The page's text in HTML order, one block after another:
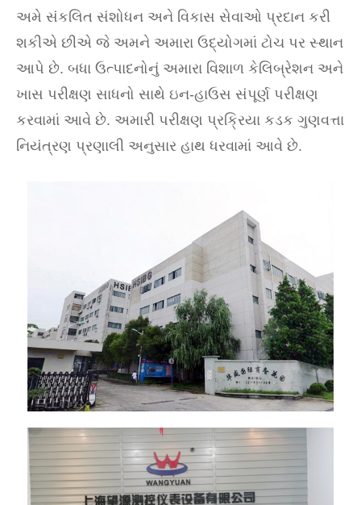
અમે સંકલિત સંશોધન અને વિકાસ સેવાઓ પ્રદાન કરી
શકીએ છીએ જે અમને અમારા ઉદ્યોગમાં ટોચ પર સ્થાન
આપે છે. બધા ઉત્પાદનોનું અમારા વિશાળ કેલિબ્રેશન અને
ખાસ પરીક્ષણ સાધનો સાથે ઇન-હાઉસ સંપૂર્ણ પરીક્ષણ
કરવામાં આવે છે. અમારી પરીક્ષણ પ્રક્રિયા કડક ગુણવત્તા
નિયંત્રણ પ્રણાલી અનુસાર હાથ ધરવામાં આવે છે.